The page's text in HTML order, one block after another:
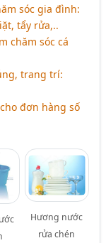
sóc gia đình:
tẩy rửa,..
chăm sóc cá
trang trí:
đơn hàng số
Hương nước
rửa chén